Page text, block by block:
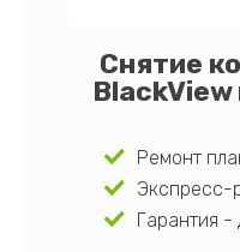
Снятие
BlackView
Ремонт
Экспресс-
Гарантия -